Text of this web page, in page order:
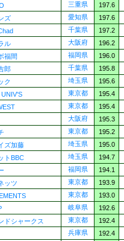
三重県
197.6
ズ 愛知県
197.6
千葉県
197.2
ル 大阪府
196.2
福間 福岡県
196.0
郎 千葉県
195.8
ク 埼玉県
195.6
東京都
195.4
東京都
195.4
大阪府
195.3
東京都
195.2
ズ加藤 埼玉県
195.0
トBBC 埼玉県
194.7
福岡県
194.1
ッツ 東京都
193.9
東京都
193.0
岐阜県
192.6
ドシャークス 東京都
192.4
兵庫県
192.4